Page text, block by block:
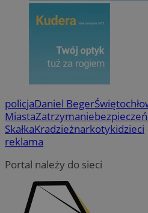
policjaDaniel Beger
MiastaZatrzymanie
SkałkaKradzieżnarkotykidzieci
reklama
Portal należy do sieci